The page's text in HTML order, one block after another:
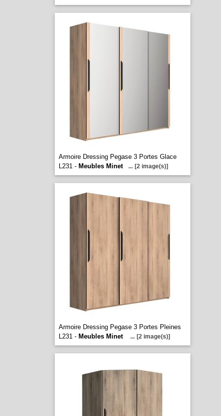
Armoire Dressing Pegase 3 Portes Glace
L231 - Meubles Minet ... [2 image(s)]
Armoire Dressing Pegase 3 Portes Pleines
L231 - Meubles Minet ... [2 image(s)]